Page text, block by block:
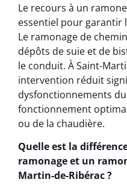
Le recours à un
essentiel pour garantir
Le ramonage de
dépôts de suie et de
le conduit. À Saint-
intervention réduit
dysfonctionnements
fonctionnement
ou de la chaudière.
Quelle est la
ramonage et un
Martin-de-Ribérac ?